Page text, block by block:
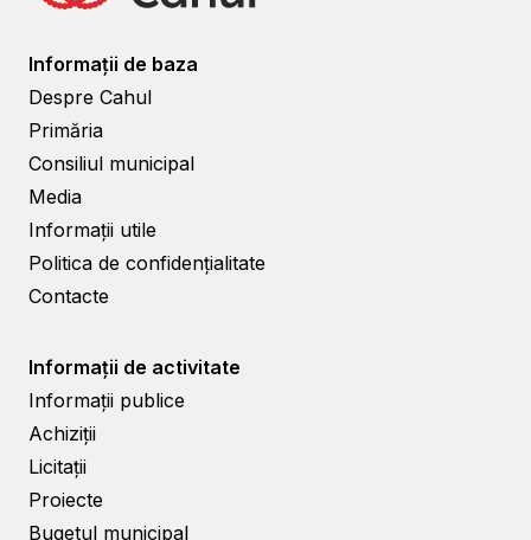
Informații de baza
Despre Cahul
Primăria
Consiliul municipal
Media
Informații utile
Politica de confidențialitate
Contacte
Informații de activitate
Informații publice
Achiziții
Licitații
Proiecte
Bugetul municipal